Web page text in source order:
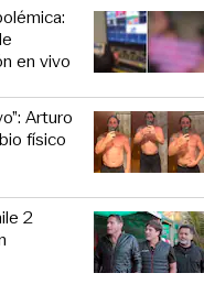
en vivo
Arturo
físico
2